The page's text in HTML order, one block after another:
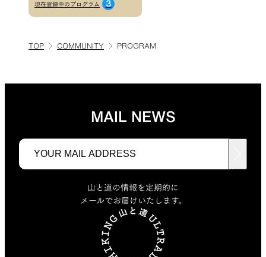
現在登録中のプログラム 3
TOP COMMUNITY PROGRAM
MAIL NEWS
山と道の情報を定期的に
メールでお届けいたします。